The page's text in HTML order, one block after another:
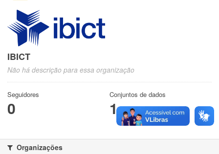
IBICT
Não há descrição para essa organização
Seguidores
0
Conjuntos de dados
1
Organizações